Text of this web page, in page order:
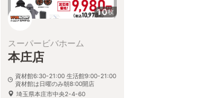
10枚
スーパービバホーム
本庄店
資材館6:30-21:00 生活館9:00-21:00
資材館は日曜のみ朝8:00開店
埼玉県本庄市中央2-4-60